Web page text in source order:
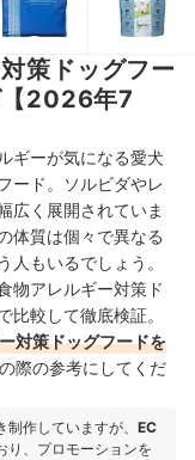
策ドッグフー
【2026年7
ギーが気になる愛犬
ード。ソルビダやレ
広く展開されていま
体質は個々で異なる
もいるでしょう。
物アレルギー対策ド
比較して徹底検証。
対策ドッグフードを
際の参考にしてくだ
作していますが、 EC
り、プロモーションを